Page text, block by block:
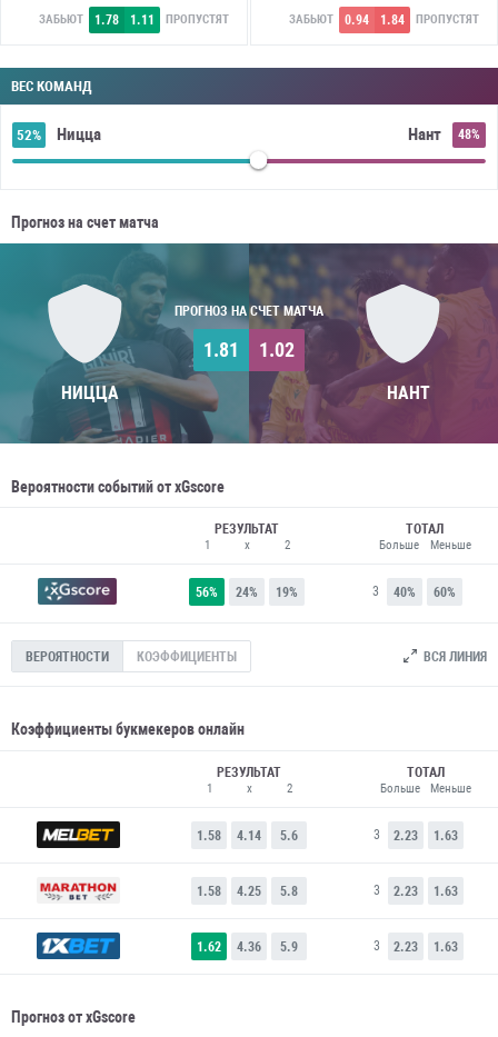
ЗАБЬЮТ 1.78 1.11 ПРОПУСТЯТ ЗАБЬЮТ 0.94 1.84 ПРОПУСТЯТ
ВЕС КОМАНД
52% Ницца Нант 48%
Прогноз на счет матча
НИЦЦА
ПРОГНОЗ НА СЧЕТ МАТЧА
1.81 1.02
НАНТ
Вероятности событий от xGscore
РЕЗУЛЬТАТ
1
56%
x
24%
2
19%
ТОТАЛ
3
Больше
40%
Меньше
60%
ВЕРОЯТНОСТИ КОЭФФИЦИЕНТЫ ВСЯ ЛИНИЯ
Коэффициенты букмекеров онлайн
РЕЗУЛЬТАТ
1
1.58
x
4.14
2
5.6
ТОТАЛ
3
Больше
2.23
Меньше
1.63
1.58 4.25 5.8 3 2.23 1.63
1.62 4.36 5.9 3 2.23 1.63
Прогноз от xGscore